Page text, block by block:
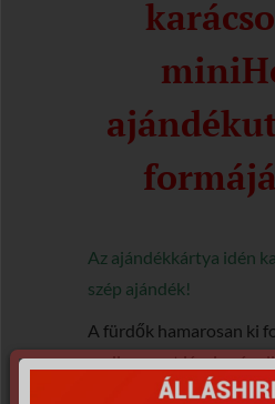
Az ajándékkártya idén
szép ajándék!
A fürdők hamarosan ki
pedig szeret járni, már
ott lehessen. Számukra